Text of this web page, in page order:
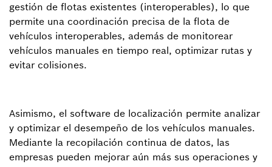
gestión de flotas existentes (interoperables), lo que
permite una coordinación precisa de la flota de
vehículos interoperables, además de monitorear
vehículos manuales en tiempo real, optimizar rutas y
evitar colisiones.
Asimismo, el software de localización permite analizar
y optimizar el desempeño de los vehículos manuales.
Mediante la recopilación continua de datos, las
empresas pueden mejorar aún más sus operaciones y